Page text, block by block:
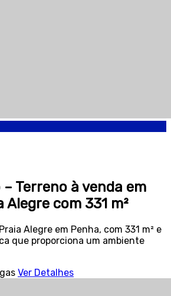
Terreno à venda em
Alegre com 331 m²
Alegre em Penha, com 331 m² e
que proporciona um ambiente
Ver Detalhes